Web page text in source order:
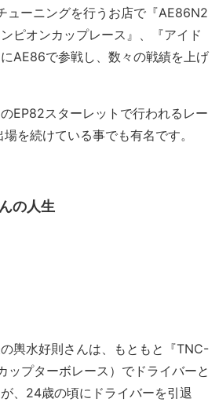
ューニングを行うお店で『AE86N2
ピオンカップレース』、『アイド
AE86で参戦し、数々の戦績を上げ
EP82スターレットで行われるレー
を続けている事でも有名です。
の人生
輿水好則さんは、もともと『TNC-
ップターボレース）でドライバーと
、24歳の頃にドライバーを引退